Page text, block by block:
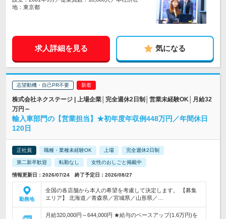
地：東京都
求人詳細を見る 気になる
志望動機・自己PR不要
株式会社ネクステージ | 上場企業│完全週休2日制│営業未経験OK│月給32
万円～
輸入車部門の【営業担当】★初年度年収例448万円／年間休日
120日
正社員 職種・業種未経験OK 上場 完全週休2日制
第二新卒歓迎 転勤なし 女性のおしごと掲載中
情報更新日：2026/07/24 終了予定日：2026/08/27
勤務地
全国の各店舗から本人の希望を考慮して決定します。 【募集
エリア】 北海道／青森県／宮城県／山形県／…
月給320,000円～644,000円 ★給与のベースアップ(1.6万円)を